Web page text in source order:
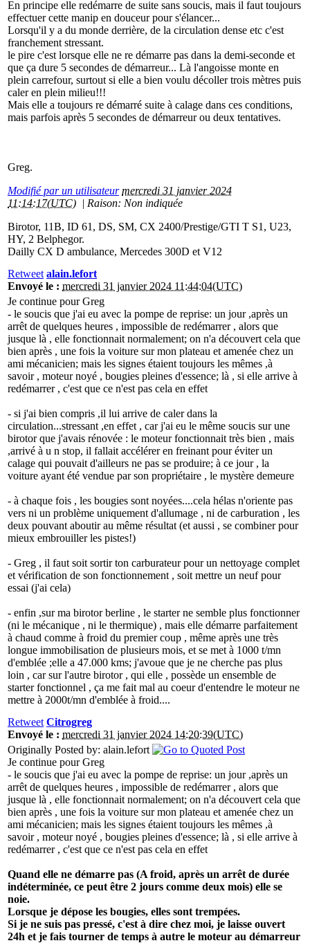
En principe elle redémarre de suite sans soucis, mais il faut toujours
effectuer cette manip en douceur pour s'élancer...
Lorsqu'il y a du monde derrière, de la circulation dense etc c'est
franchement stressant.
le pire c'est lorsque elle ne re démarre pas dans la demi-seconde et
que ça dure 5 secondes de démarreur... Là l'angoisse monte en
plein carrefour, surtout si elle a bien voulu décoller trois mètres puis
caler en plein milieu!!!
Mais elle a toujours re démarré suite à calage dans ces conditions,
mais parfois après 5 secondes de démarreur ou deux tentatives.
Greg.
Modifié par un utilisateur mercredi 31 janvier 2024
11:14:17(UTC) | Raison: Non indiquée
Birotor, 11B, ID 61, DS, SM, CX 2400/Prestige/GTI T S1, U23,
HY, 2 Belphegor.
Dailly CX D ambulance, Mercedes 300D et V12
Retweet alain.lefort
Envoyé le : mercredi 31 janvier 2024 11:44:04(UTC)
Je continue pour Greg
- le soucis que j'ai eu avec la pompe de reprise: un jour ,après un
arrêt de quelques heures , impossible de redémarrer , alors que
jusque là , elle fonctionnait normalement; on n'a découvert cela que
bien après , une fois la voiture sur mon plateau et amenée chez un
ami mécanicien; mais les signes étaient toujours les mêmes ,à
savoir , moteur noyé , bougies pleines d'essence; là , si elle arrive à
redémarrer , c'est que ce n'est pas cela en effet
- si j'ai bien compris ,il lui arrive de caler dans la
circulation...stressant ,en effet , car j'ai eu le même soucis sur une
birotor que j'avais rénovée : le moteur fonctionnait très bien , mais
,arrivé à u n stop, il fallait accélérer en freinant pour éviter un
calage qui pouvait d'ailleurs ne pas se produire; à ce jour , la
voiture ayant été vendue par son propriétaire , le mystère demeure
- à chaque fois , les bougies sont noyées....cela hélas n'oriente pas
vers ni un problème uniquement d'allumage , ni de carburation , les
deux pouvant aboutir au même résultat (et aussi , se combiner pour
mieux embrouiller les pistes!)
- Greg , il faut soit sortir ton carburateur pour un nettoyage complet
et vérification de son fonctionnement , soit mettre un neuf pour
essai (j'ai cela)
- enfin ,sur ma birotor berline , le starter ne semble plus fonctionner
(ni le mécanique , ni le thermique) , mais elle démarre parfaitement
à chaud comme à froid du premier coup , même après une très
longue immobilisation de plusieurs mois, et se met à 1000 t/mn
d'emblée ;elle a 47.000 kms; j'avoue que je ne cherche pas plus
loin , car sur l'autre birotor , qui elle , possède un ensemble de
starter fonctionnel , ça me fait mal au coeur d'entendre le moteur ne
mettre à 2000t/mn d'emblée à froid....
Retweet Citrogreg
Envoyé le : mercredi 31 janvier 2024 14:20:39(UTC)
Originally Posted by: alain.lefort
Je continue pour Greg
- le soucis que j'ai eu avec la pompe de reprise: un jour ,après un
arrêt de quelques heures , impossible de redémarrer , alors que
jusque là , elle fonctionnait normalement; on n'a découvert cela que
bien après , une fois la voiture sur mon plateau et amenée chez un
ami mécanicien; mais les signes étaient toujours les mêmes ,à
savoir , moteur noyé , bougies pleines d'essence; là , si elle arrive à
redémarrer , c'est que ce n'est pas cela en effet
Quand elle ne démarre pas (A froid, après un arrêt de durée
indéterminée, ce peut être 2 jours comme deux mois) elle se
noie.
Lorsque je dépose les bougies, elles sont trempées.
Si je ne suis pas pressé, c'est à dire chez moi, je laisse ouvert
24h et je fais tourner de temps à autre le moteur au démarreur